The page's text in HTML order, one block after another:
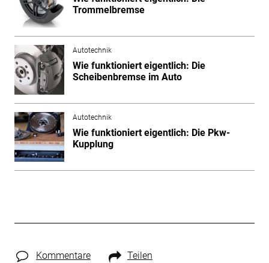
Trommelbremse
Autotechnik
Wie funktioniert eigentlich: Die
Scheibenbremse im Auto
Autotechnik
Wie funktioniert eigentlich: Die Pkw-
Kupplung
Kommentare Teilen